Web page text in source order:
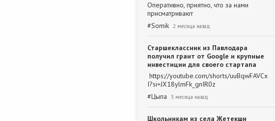
Оперативно, приятно, что за нами
присматривают
#Somik 2 месяца назад
Старшеклассник из Павлодара
получил грант от Google и крупные
инвестиции для своего стартапа
https://youtube.com/shorts/uuBqwFAVCx
I?si=JX18ylmFk_gnIR0z
#Цыпа 3 месяца назад
Школьникам из села Жетекши